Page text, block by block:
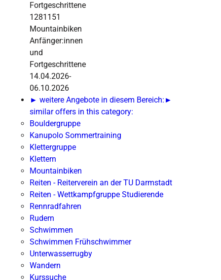
Fortgeschrittene
1281151
Mountainbiken
Anfänger:innen
und
Fortgeschrittene
14.04.2026-
06.10.2026
► weitere Angebote in diesem Bereich: ►
similar offers in this category:
Bouldergruppe
Kanupolo Sommertraining
Klettergruppe
Klettern
Mountainbiken
Reiten - Reiterverein an der TU Darmstadt
Reiten - Wettkampfgruppe Studierende
Rennradfahren
Rudern
Schwimmen
Schwimmen Frühschwimmer
Unterwasserrugby
Wandern
Kurssuche